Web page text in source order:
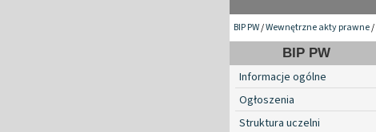
BIP PW/Wewnętrzne akty prawne/
BIP PW
Informacje ogólne
Ogłoszenia
Struktura uczelni